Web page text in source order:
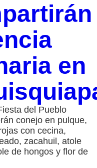
en
del Pueblo
conejo en pulque,
con cecina,
zacahuil, atole
de hongos y flor de